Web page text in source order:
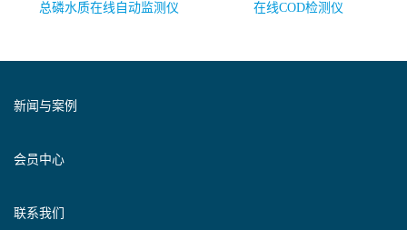
总磷水质在线自动监测仪
在线COD检测仪
新闻与案例
会员中心
联系我们